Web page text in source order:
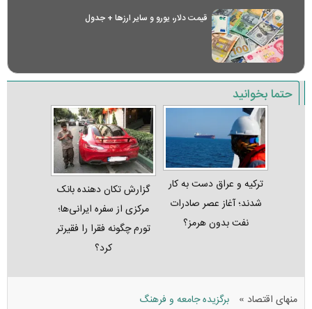
قیمت دلار، یورو و سایر ارز‌ها + جدول
حتما بخوانید
ترکیه و عراق دست به کار
شدند؛ آغاز عصر صادرات
نفت بدون هرمز؟
گزارش تکان‌ دهنده بانک
مرکزی از سفره ایرانی‌ها؛
تورم چگونه فقرا را فقیرتر
کرد؟
منهای اقتصاد » برگزیده جامعه و فرهنگ